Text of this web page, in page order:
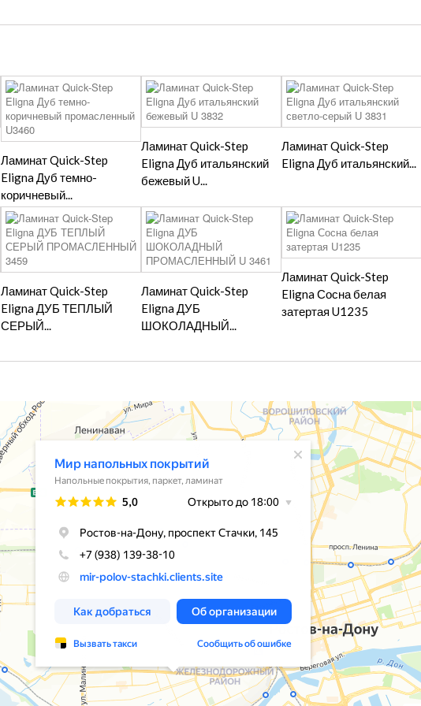
Ламинат Quick-Step
Eligna Дуб темно-
коричневый...
Ламинат Quick-Step
Eligna Дуб итальянский
бежевый U...
Ламинат Quick-Step
Eligna Дуб итальянский...
Ламинат Quick-Step
Eligna ДУБ ТЕПЛЫЙ
СЕРЫЙ...
Ламинат Quick-Step
Eligna ДУБ
ШОКОЛАДНЫЙ...
Ламинат Quick-Step
Eligna Сосна белая
затертая U1235